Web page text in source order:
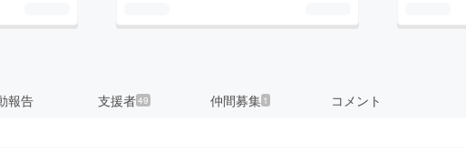
報告 支援者49 仲間募集 1 コメント